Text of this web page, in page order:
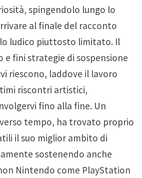
spingendolo lungo lo
al finale del racconto
ludico piuttosto limitato. Il
fini strategie di sospensione
riescono, laddove il lavoro
riscontri artistici,
fino alla fine. Un
tempo, ha trovato proprio
il suo miglior ambito di
sostenendo anche
Nintendo come PlayStation